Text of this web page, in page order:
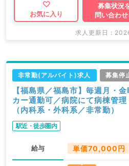
お気に入り
募集状況
問い合わせ
求人更新日 :
非常勤(アルバイト)求人 募集停
【福島県／福島市】毎週月・
カー通勤可／病院にて病棟管
（内科系・外科系／非常勤）
駅近・徒歩圏内
給与 単価70,000円